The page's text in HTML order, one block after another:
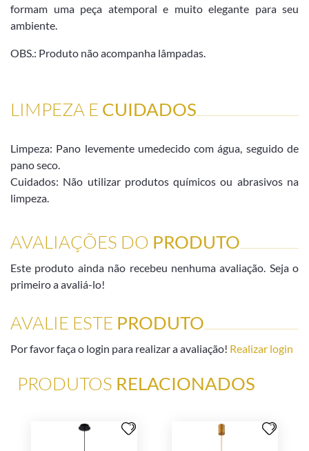
formam uma peça atemporal e muito elegante para seu
ambiente.
OBS.: Produto não acompanha lâmpadas.
LIMPEZA E CUIDADOS
Limpeza: Pano levemente umedecido com água, seguido de
pano seco.
Cuidados: Não utilizar produtos químicos ou abrasivos na
limpeza.
AVALIAÇÕES DO PRODUTO
Este produto ainda não recebeu nenhuma avaliação. Seja o
primeiro a avaliá-lo!
AVALIE ESTE PRODUTO
Por favor faça o login para realizar a avaliação! Realizar login
PRODUTOS RELACIONADOS